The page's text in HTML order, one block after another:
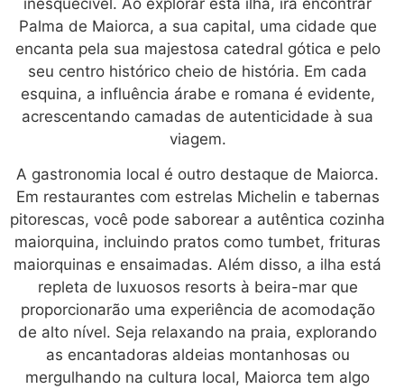
Palma de Maiorca, a sua capital, uma cidade que
encanta pela sua majestosa catedral gótica e pelo
seu centro histórico cheio de história. Em cada
esquina, a influência árabe e romana é evidente,
acrescentando camadas de autenticidade à sua
viagem.
A gastronomia local é outro destaque de Maiorca.
Em restaurantes com estrelas Michelin e tabernas
pitorescas, você pode saborear a autêntica cozinha
maiorquina, incluindo pratos como tumbet, frituras
maiorquinas e ensaimadas. Além disso, a ilha está
repleta de luxuosos resorts à beira-mar que
proporcionarão uma experiência de acomodação
de alto nível. Seja relaxando na praia, explorando
as encantadoras aldeias montanhosas ou
mergulhando na cultura local, Maiorca tem algo